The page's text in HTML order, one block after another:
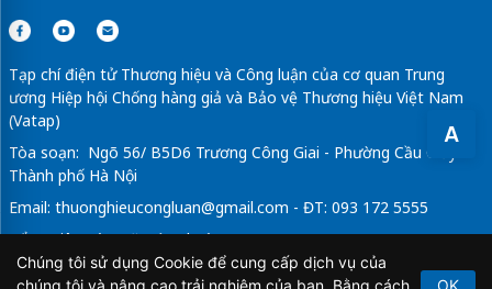
A
Tạp chí điện tử Thương hiệu và Công luận của cơ quan Trung
ương Hiệp hội Chống hàng giả và Bảo vệ Thương hiệu Việt Nam
(Vatap)
Tòa soạn: Ngõ 56/ B5D6 Trương Công Giai - Phường Cầu Giấy -
Thành phố Hà Nội
Email: thuonghieucongluan@gmail.com - ĐT: 093 172 5555
Tổng Biên Tập: Vũ Đức Thuận
Giấy phép hoạt động báo chí điện tử số 64/GP-BTTTT do Bộ
Chúng tôi sử dụng Cookie để cung cấp dịch vụ của
chúng tôi và nâng cao trải nghiệm của bạn. Bằng cách
OK